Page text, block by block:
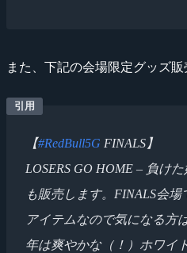
また、下記の会場限定グッズ販
【#RedBull5G FINALS】
LOSERS GO HOME – 負け
も販売します。FINALS会
アイテムなので気になる方
年は爽やかな（！）ホワイ